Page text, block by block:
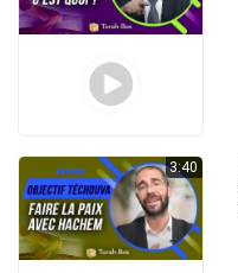
3:40